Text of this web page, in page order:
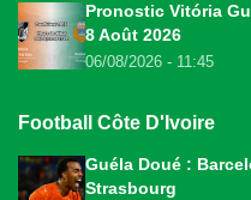
Pronostic Vitória
8 Août 2026
06/08/2026 - 11:45
Football Côte D'Ivoire
Guéla Doué :
Strasbourg